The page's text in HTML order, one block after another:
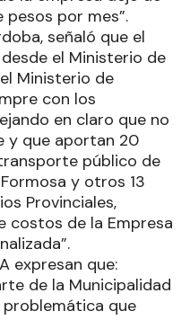
por mes”.
señaló que el
el Ministerio de
Ministerio de
con los
en claro que no
y que aportan 20
público de
y otros 13
Provinciales,
costos de la Empresa
expresan que:
de la Municipalidad
que